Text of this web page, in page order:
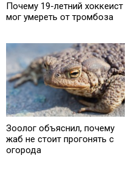
Почему 19-летний хоккеист
мог умереть от тромбоза
Зоолог объяснил, почему
жаб не стоит прогонять с
огорода